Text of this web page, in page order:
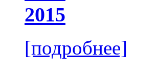
2015
[подробнее]